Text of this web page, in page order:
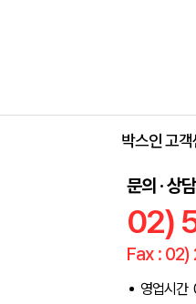
박스인 고객
문의 · 상
02)
Fax :
영업시